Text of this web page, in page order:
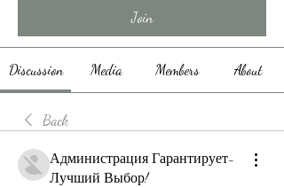
Join
Discussion Media Members About
Back
Администрация Гарантирует-
Лучший Выбор!